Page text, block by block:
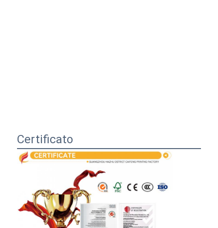
Certificato